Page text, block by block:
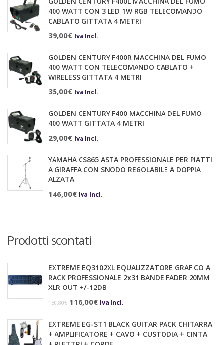
400 WATT CON 3 LED 1W RGB TELECOMANDO
CABLATO GITTATA 4 METRI
39,00€ Iva Incl.
GOLDEN CENTURY F400R MACCHINA DEL FUMO
400 WATT CON TELECOMANDO CABLATO +
WIRELESS GITTATA 4 METRI
35,00€ Iva Incl.
GOLDEN CENTURY F400 MACCHINA DEL FUMO
400 WATT GITTATA 4 METRI
29,00€ Iva Incl.
YAMAHA CS865 ASTA PROFESSIONALE PER PIATTI
A GIRAFFA CON SNODO REGOLABILE A DOPPIA
ALZATA
146,00€ Iva Incl.
Prodotti scontati
EXTREME EQ3102XL EQUALIZZATORE GRAFICO A
RACK PROFESSIONALE 2x31 BANDE FADER 20MM
XLR OUT +/-12DB
150,80€ Il
originale
era:
116,00€Il
attuale
è:
Iva Incl.
EXTREME EG-ST1 BLACK GUITAR PACK CHITARRA
+ AMPLIFICATORE + CAVO + CUSTODIA + CINTA